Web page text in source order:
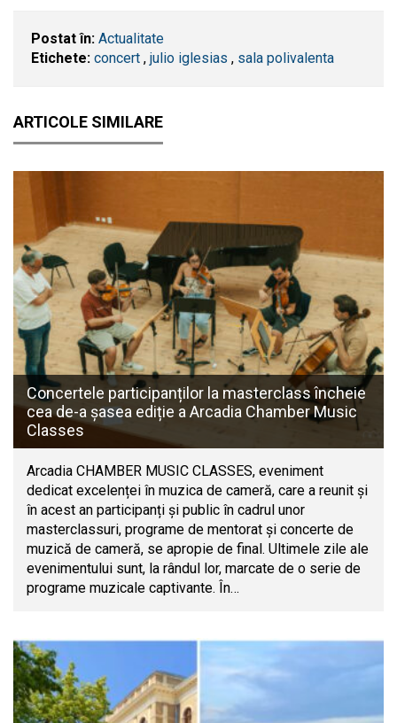
Postat în: Actualitate
Etichete: concert , julio iglesias , sala polivalenta
ARTICOLE SIMILARE
Concertele participanților la masterclass încheie
cea de-a șasea ediție a Arcadia Chamber Music
Classes
Arcadia CHAMBER MUSIC CLASSES, eveniment
dedicat excelenței în muzica de cameră, care a reunit și
în acest an participanți și public în cadrul unor
masterclassuri, programe de mentorat și concerte de
muzică de cameră, se apropie de final. Ultimele zile ale
evenimentului sunt, la rândul lor, marcate de o serie de
programe muzicale captivante. În…